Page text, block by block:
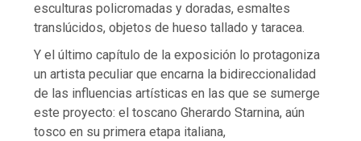
esculturas policromadas y doradas, esmaltes
translúcidos, objetos de hueso tallado y taracea.
Y el último capítulo de la exposición lo protagoniza
un artista peculiar que encarna la bidireccionalidad
de las influencias artísticas en las que se sumerge
este proyecto: el toscano Gherardo Starnina, aún
tosco en su primera etapa italiana,